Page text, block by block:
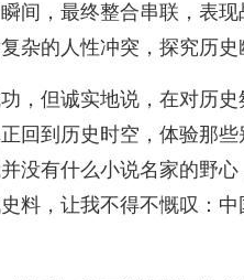
间，最终整合串联，表
杂的人性冲突，探究历史
，但诚实地说，在对历
回到历史时空，体验那
没有什么小说名家的野心
料，让我不得不慨叹：